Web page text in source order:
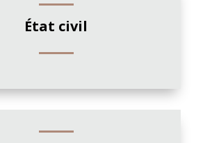
État civil